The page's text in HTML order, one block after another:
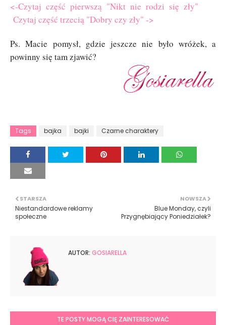
<-Czytaj część pierwszą "Nikt nie rodzi się zły"
Czytaj część trzecią "Dobry czy zły" ->
Ps. Macie pomysł, gdzie jeszcze nie było wróżek, a
powinny się tam zjawić?
Tags bajka bajki Czarne charaktery
NOWSZA
Blue Monday, czyli
Przygnębiający Poniedziałek?
STARSZA
Niestandardowe reklamy
społeczne
AUTOR: GOSIARELLA
TE POSTY MOGĄ CIĘ ZAINTERESOWAĆ